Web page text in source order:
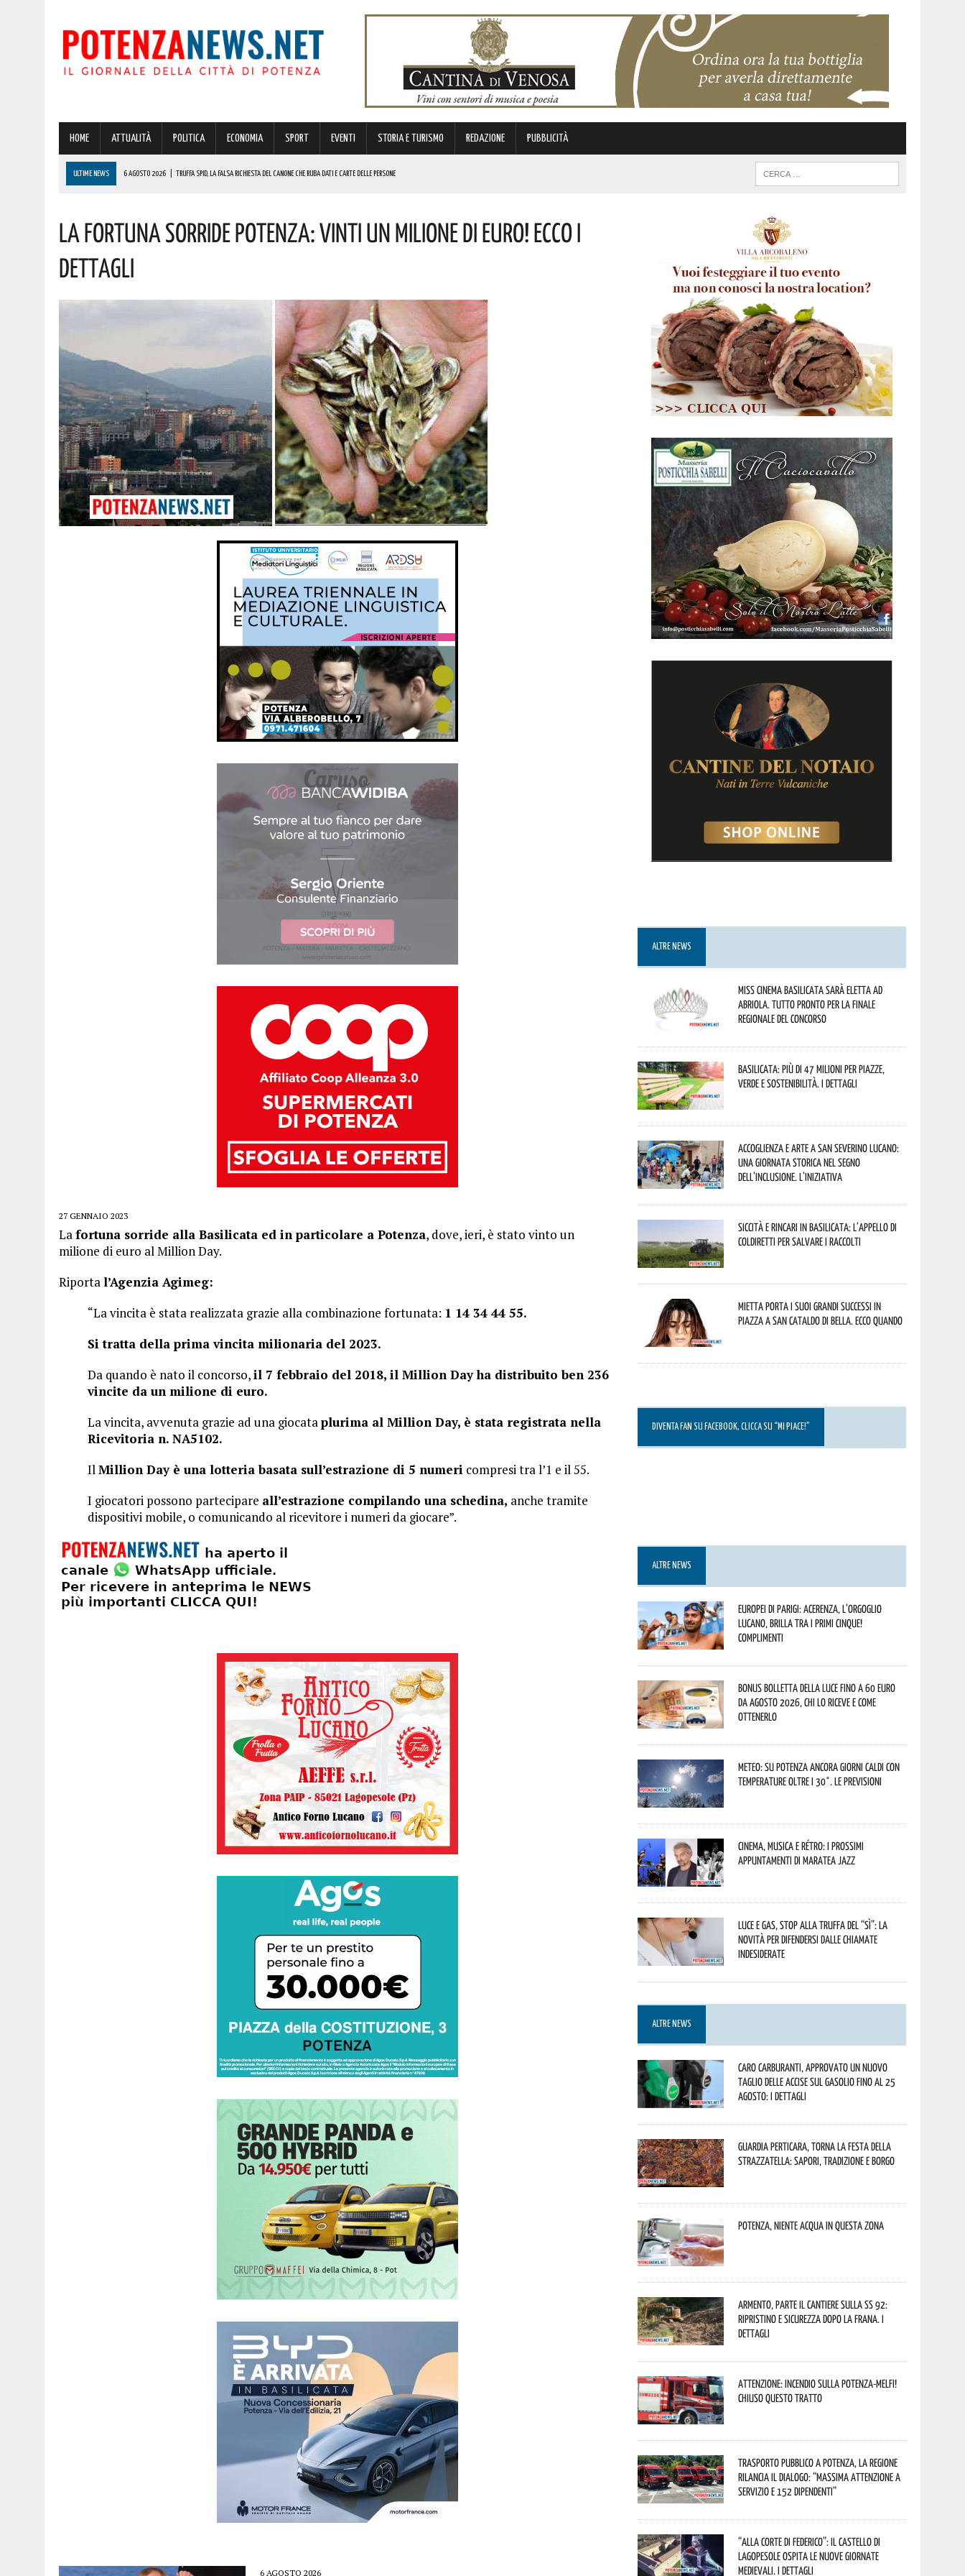
HOME ATTUALITÀ POLITICA ECONOMIA SPORT EVENTI STORIA E TURISMO REDAZIONE PUBBLICITÀ
ULTIME NEWS 6 AGOSTO 2026 TRUFFA SPID, LA FALSA RICHIESTA DEL CANONE CHE RUBA DATI E CARTE DELLE PERSONE
6 AGOSTO 2026 | CORLETO PERTICARA CELEBRA LA MODA: ECCO L’EVENTO
6 AGOSTO 2026 |
La Fortuna Sorride Potenza: Vinti Un Milione Di Euro! Ecco I
Dettagli
27 GENNAIO 2023
Lafortuna sorride alla Basilicata ed in particolare a Potenza, dove, ieri, è stato vinto un
milione di euro al Million Day.
Riportal’Agenzia Agimeg:
“La vincita è stata realizzata grazie alla combinazione fortunata: 1 14 34 44 55.
Si tratta della prima vincita milionaria del 2023.
Da quando è nato il concorso,il 7 febbraio del 2018, il Million Day ha distribuito ben 236
vincite da un milione di euro.
La vincita, avvenuta grazie ad una giocataplurima al Million Day, è stata registrata nella
Ricevitoria n. NA5102.
IlMillion Day è una lotteria basata sull’estrazione di 5 numeri compresi tra l’1 e il 55.
I giocatori possono partecipare all’estrazione compilando una schedina, anche tramite
dispositivi mobile, o comunicando al ricevitore i numeri da giocare”.
6 AGOSTO 2026
ALTRE NEWS
Miss Cinema Basilicata sarà eletta ad
Abriola. Tutto pronto per la finale
regionale del concorso
Basilicata: più di 47 milioni per piazze,
verde e sostenibilità. I dettagli
Accoglienza e arte a San Severino Lucano:
una giornata storica nel segno
dell’inclusione. L’iniziativa
Siccità e rincari in Basilicata: l’appello di
Coldiretti per salvare i raccolti
Mietta porta i suoi grandi successi in
piazza a San Cataldo di Bella. Ecco quando
DIVENTA FAN SU FACEBOOK, CLICCA SU “MI PIACE!”
ALTRE NEWS
Europei di Parigi: Acerenza, l’orgoglio
lucano, brilla tra i primi cinque!
Complimenti
Bonus bolletta della luce fino a 60 euro
da agosto 2026, chi lo riceve e come
ottenerlo
Meteo: su Potenza ancora giorni caldi con
temperature oltre i 30°. Le previsioni
Cinema, musica e rétro: i prossimi
appuntamenti di Maratea Jazz
Luce e gas, stop alla truffa del “Sì”: la
novità per difendersi dalle chiamate
indesiderate
ALTRE NEWS
Caro carburanti, approvato un nuovo
taglio delle accise sul gasolio fino al 25
agosto: i dettagli
Guardia Perticara, torna la Festa della
Strazzatella: sapori, tradizione e borgo
Potenza, niente acqua in questa zona
Armento, parte il cantiere sulla SS 92:
ripristino e sicurezza dopo la frana. I
dettagli
Attenzione: incendio sulla Potenza-Melfi!
Chiuso questo tratto
Trasporto pubblico a Potenza, la Regione
rilancia il dialogo: “Massima attenzione a
servizio e 152 dipendenti”
“Alla corte di Federico”: il Castello di
Lagopesole ospita le nuove Giornate
Medievali. I dettagli